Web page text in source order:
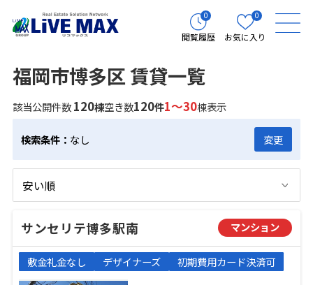
0
閲覧履歴
0
お気に入り
福岡市博多区 賃貸一覧
該当公開件数120棟空き数120件1～30棟表示
検索条件： なし 変更
サンセリテ博多駅南 マンション
敷金礼金なし デザイナーズ 初期費用カード決済可